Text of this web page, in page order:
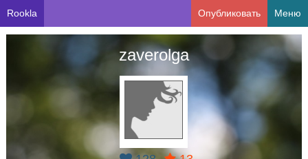
Rookla Опубликовать Меню
zaverolga